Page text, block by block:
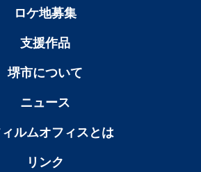
ロケ地募集
支援作品
堺市について
ニュース
ルムオフィスとは
リンク